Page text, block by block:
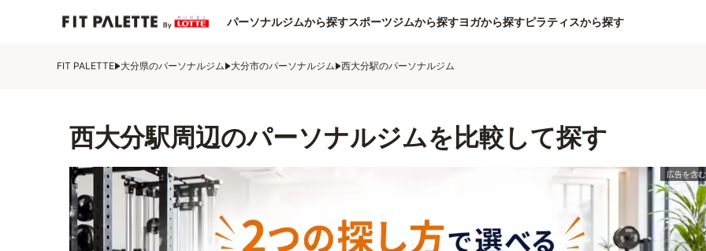
パーソナルジムから探すスポーツジムから探すヨガから探すピラティスから探す
FIT PALETTE 大分県のパーソナルジム 大分市のパーソナルジム 西大分駅のパーソナルジム
西大分駅周辺のパーソナルジムを比較して探す